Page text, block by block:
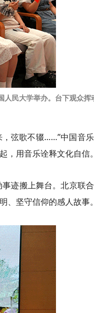
人民大学举办。台下观众挥
，弦歌不辍……”中国音
，用音乐诠释文化自信
迹搬上舞台。北京联
、坚守信仰的感人故事